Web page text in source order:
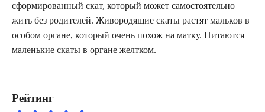
сформированный скат, который может самостоятельно
жить без родителей. Живородящие скаты растят мальков в
особом органе, который очень похож на матку. Питаются
маленькие скаты в органе желтком.
Рейтинг